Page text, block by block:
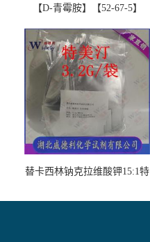
【D-青霉胺】【52-67-5】
图谱检测方法现货供应咨询
张军52-67-5
替卡西林钠克拉维酸钾15:1特